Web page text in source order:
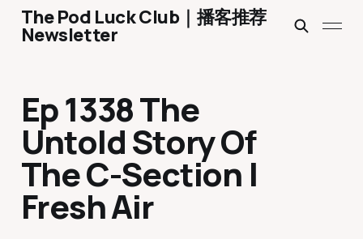
The Pod Luck Club｜播客推荐
Newsletter
Ep 1338 The
Untold Story Of
The C-Section |
Fresh Air